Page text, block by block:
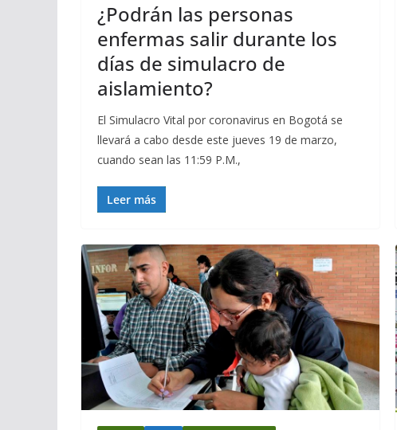
¿Podrán las personas
enfermas salir durante los
días de simulacro de
aislamiento?
El Simulacro Vital por coronavirus en Bogotá se
llevará a cabo desde este jueves 19 de marzo,
cuando sean las 11:59 P.M.,
Leer más